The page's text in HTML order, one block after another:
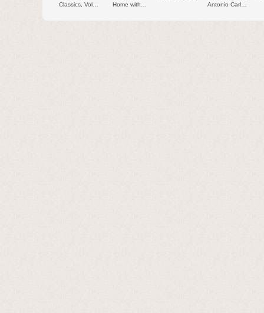
Classics, Vol.
Home with
Antonio Carlos